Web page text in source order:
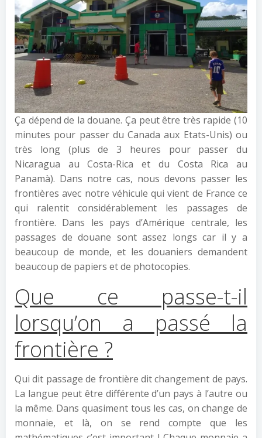
Ça dépend de la douane. Ça peut être très rapide (10
minutes pour passer du Canada aux Etats-Unis) ou
très long (plus de 3 heures pour passer du
Nicaragua au Costa-Rica et du Costa Rica au
Panamà). Dans notre cas, nous devons passer les
frontières avec notre véhicule qui vient de France ce
qui ralentit considérablement les passages de
frontière. Dans les pays d’Amérique centrale, les
passages de douane sont assez longs car il y a
beaucoup de monde, et les douaniers demandent
beaucoup de papiers et de photocopies.
Que ce passe-t-il
lorsqu’on a passé la
frontière ?
Qui dit passage de frontière dit changement de pays.
La langue peut être différente d’un pays à l’autre ou
la même. Dans quasiment tous les cas, on change de
monnaie, et là, on se rend compte que les